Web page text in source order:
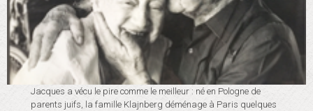
Jacques a vécu le pire comme le meilleur : né en Pologne de
parents juifs, la famille Klajnberg déménage à Paris quelques